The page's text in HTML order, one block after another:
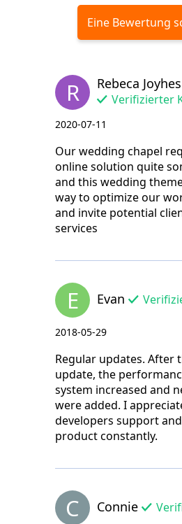
Eine Bewertung
R Rebeca Joyhes
Verifizierter
2020-07-11
Our wedding chapel
online solution quite
and this wedding
way to optimize our
and invite potential
services
E Evan
2018-05-29
Regular updates. After
update, the
system increased and
were added. I
developers support
product constantly.
C Connie